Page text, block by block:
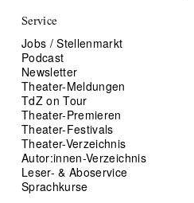
Service
Jobs / Stellenmarkt
Podcast
Newsletter
Theater-Meldungen
TdZ on Tour
Theater-Premieren
Theater-Festivals
Theater-Verzeichnis
Autor:innen-Verzeichnis
Leser- & Aboservice
Sprachkurse